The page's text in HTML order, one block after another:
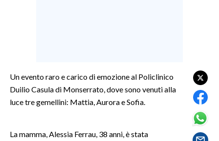
VOLLEY
MOTORI
ALTRI SPORT
Un evento raro e carico di emozione al Policlinico
Duilio Casula di Monserrato, dove sono venuti alla
luce tre gemellini: Mattia, Aurora e Sofia.
La mamma, Alessia Ferrau, 38 anni, è stata